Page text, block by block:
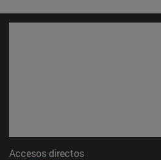
Accesos directos